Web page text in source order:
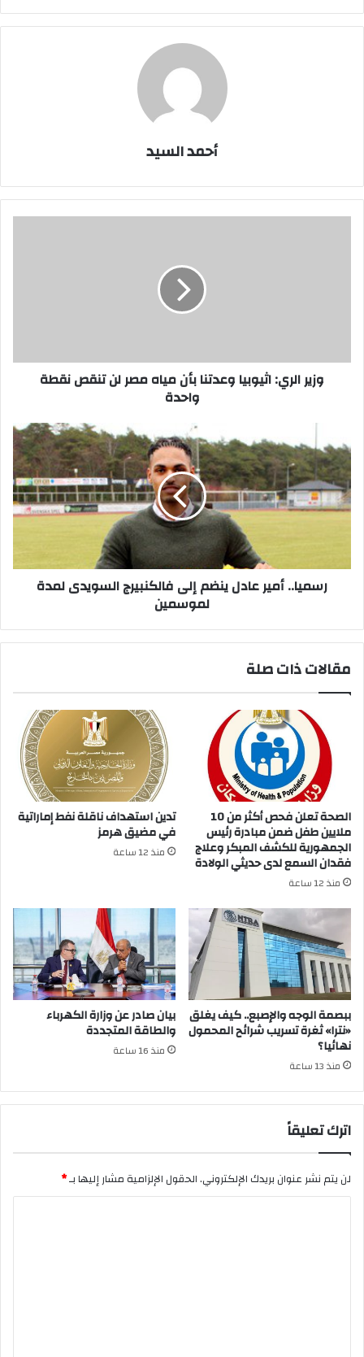
أحمد السيد
تنقص
وزير الري: اثيوبيا وعدتنا بأن مياه مصر لن تنقص نقطة
واحدة
أمير
عادل
ينضم
إلى
فالكنبيرج
لموسمين
رسميا.. أمير عادل ينضم إلى فالكنبيرج السويدى لمدة
لموسمين
مقالات ذات صلة
الصحة تعلن فحص أكثر من 10
ملايين طفل ضمن مبادرة رئيس
الجمهورية للكشف المبكر وعلاج
فقدان السمع لدى حديثي الولادة
منذ 12 ساعة
تدين استهداف ناقلة نفط إماراتية
في مضيق هرمز
منذ 12 ساعة
ببصمة الوجه والإصبع.. كيف يغلق
«نترا» ثغرة تسريب شرائح المحمول
نهائيا؟
منذ 13 ساعة
بيان صادر عن وزارة الكهرباء
والطاقة المتجددة
منذ 16 ساعة
اترك تعليقاً
لن يتم نشر عنوان بريدك الإلكتروني.الحقول الإلزامية مشار إليها بـ*